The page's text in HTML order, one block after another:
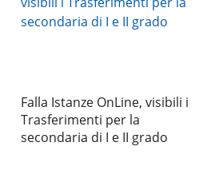
Falla Istanze OnLine, visibili i
Trasferimenti per la
secondaria di I e II grado